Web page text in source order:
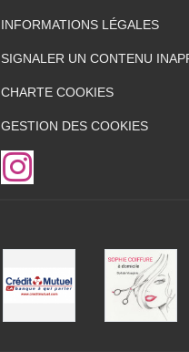
INFORMATIONS LÉGALES
SIGNALER UN CONTENU
CHARTE COOKIES
GESTION DES COOKIES